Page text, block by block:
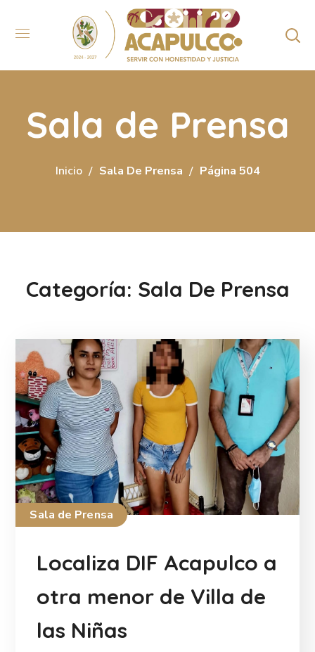
Sala de Prensa
Inicio Sala De Prensa Página 504
Categoría: Sala De Prensa
Sala de Prensa
Localiza DIF Acapulco a
otra menor de Villa de
las Niñas